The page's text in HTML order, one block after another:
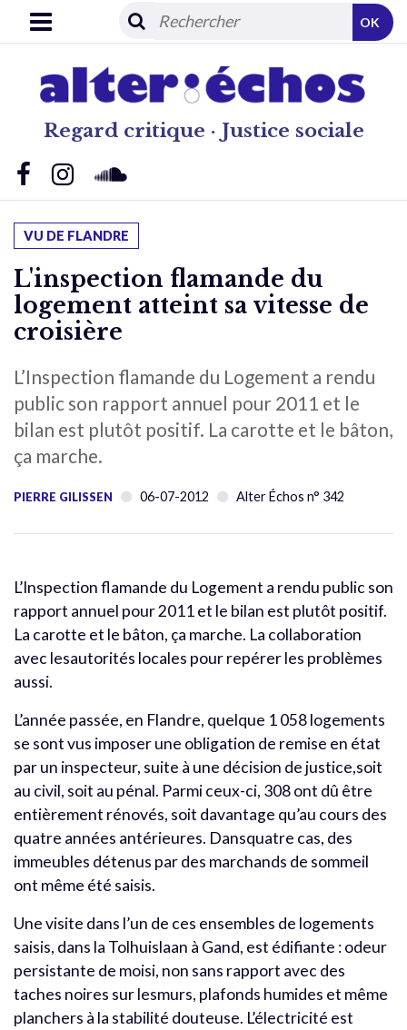
Regard critique · Justice sociale
OK
VU DE FLANDRE
L'inspection flamande du
logement atteint sa vitesse de
croisière
L’Inspection flamande du Logement a rendu
public son rapport annuel pour 2011 et le
bilan est plutôt positif. La carotte et le bâton,
ça marche.
PIERRE GILISSEN 06-07-2012 Alter Échos n° 342
L’Inspection flamande du Logement a rendu public son
rapport annuel pour 2011 et le bilan est plutôt positif.
La carotte et le bâton, ça marche. La collaboration
avec lesautorités locales pour repérer les problèmes
aussi.
L’année passée, en Flandre, quelque 1 058 logements
se sont vus imposer une obligation de remise en état
par un inspecteur, suite à une décision de justice,soit
au civil, soit au pénal. Parmi ceux-ci, 308 ont dû être
entièrement rénovés, soit davantage qu’au cours des
quatre années antérieures. Dansquatre cas, des
immeubles détenus par des marchands de sommeil
ont même été saisis.
Une visite dans l’un de ces ensembles de logements
saisis, dans la Tolhuislaan à Gand, est édifiante : odeur
persistante de moisi, non sans rapport avec des
taches noires sur lesmurs, plafonds humides et même
planchers à la stabilité douteuse. L’électricité est